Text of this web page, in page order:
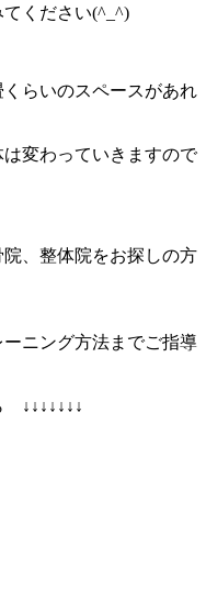
ください(^_^)
くらいのスペースがあれ
変わっていきますので
、整体院をお探しの方
ニング方法までご指導
↓↓↓↓↓↓↓